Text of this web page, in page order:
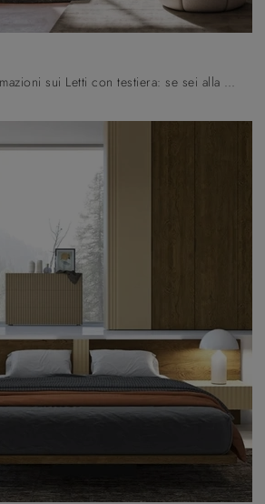
Clicca e ottieni informazioni sui Letti con testiera: se sei alla ricerca di modelli matrimoniali moderni, il modello Giako Basic 11 Orme fa al caso ...